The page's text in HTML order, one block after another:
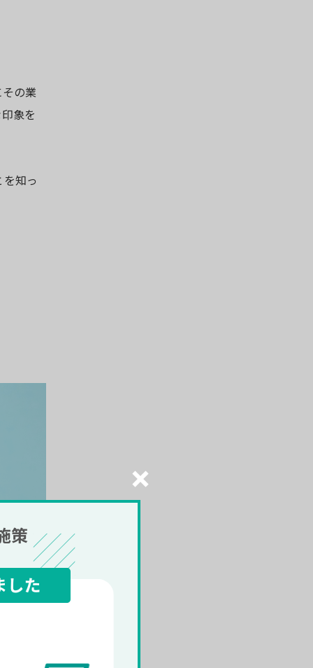
の業
象を
知っ